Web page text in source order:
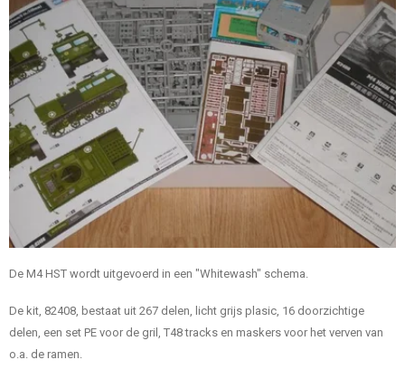
De M4 HST wordt uitgevoerd in een "Whitewash" schema.
De kit, 82408, bestaat uit 267 delen, licht grijs plasic, 16 doorzichtige
delen, een set PE voor de gril, T48 tracks en maskers voor het verven van
o.a. de ramen.